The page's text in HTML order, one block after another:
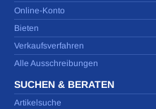
Online-Konto
Bieten
Verkaufsverfahren
Alle Ausschreibungen
SUCHEN & BERATEN
Artikelsuche